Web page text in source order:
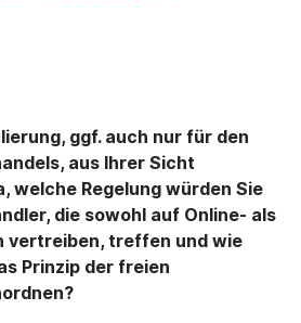
ggf. auch nur für den
aus Ihrer Sicht
welche Regelung würden Sie
die sowohl auf Online- als
vertreiben, treffen und wie
Prinzip der freien